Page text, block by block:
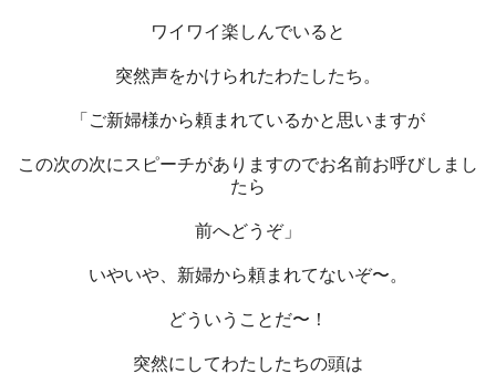
ワイワイ楽しんでいると
突然声をかけられたわたしたち。
「ご新婦様から頼まれているかと思いますが
この次の次にスピーチがありますのでお名前お呼びしまし
たら
前へどうぞ」
いやいや、新婦から頼まれてないぞ〜。
どういうことだ〜！
突然にしてわたしたちの頭は